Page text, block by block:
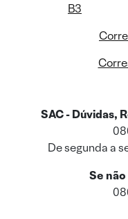
B3
SAC - Dúvidas,
De segunda a
Se